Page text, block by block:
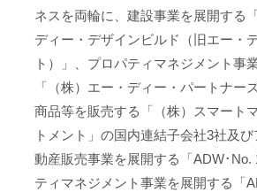
ネスを両輪に、建設事業を展開する
ディー・デザインビルド（旧エー・
ト）」、プロパティマネジメント事
「（株）エー・ディー・パートナー
商品等を販売する「（株）スマート
トメント」の国内連結子会社3社及
動産販売事業を展開する「ADW･No.
ティマネジメント事業を展開する「